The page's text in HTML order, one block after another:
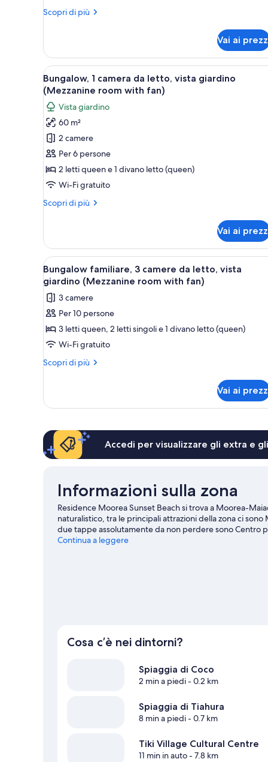
vista
Floor
Suite)
Scopri di più
Altri
1
camera
da
letto,
vista
giardino
(1st
Floor
Suite)
Vai ai
Apri
tutte
le
foto
per
Bungalow,
1
camera
da
vista
room
with
fan)
Una donna seduta su una
7
Bungalow, 1 camera da letto, vista giardino
(Mezzanine room with fan)
Vista giardino
60 m²
2 camere
Per 6 persone
2 letti queen e 1 divano letto (queen)
Wi-Fi gratuito
Scopri di più
Altri
1
camera
da
letto,
vista
giardino
(Mezzanine
with
fan)
Vai ai
Apri
tutte
le
foto
per
Bungalow
familiare,
3
letto,
giardino
(Mezzanine
room
fan)
Bungalow familiare, 3
8
Bungalow familiare, 3 camere da letto, vista
giardino (Mezzanine room with fan)
3 camere
Per 10 persone
3 letti queen, 2 letti singoli e 1 divano letto (queen)
Wi-Fi gratuito
Scopri di più
Altri
familiare,
da
letto,
vista
with
Vai ai
Accedi per visualizzare gli extra e
Informazioni sulla zona
Residence Moorea Sunset Beach si trova a Moorea-
naturalistico, tra le principali attrazioni della zona ci
due tappe assolutamente da non perdere sono Centro
Village Cultural Centre. Vaiare e Moorea Green Pearl
Continua a leggere
Cosa c’è nei dintorni?
Spiaggia di Coco
2 min a piedi- 0.2 km
Spiaggia di Tiahura
8 min a piedi- 0.7 km
Tiki Village Cultural Centre
11 min in auto- 7.8 km